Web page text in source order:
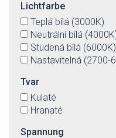
Lichtfarbe
Teplá bílá (3000K)
Neutrální bílá
Studená bílá (6000K)
Nastavitelná (2700-
Tvar
Kulaté
Hranaté
Spannung